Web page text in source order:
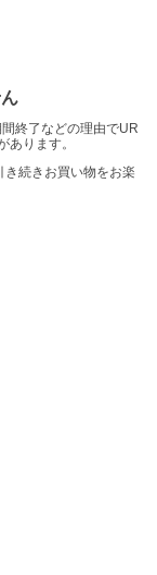
終了などの理由でUR
あります。
続きお買い物をお楽